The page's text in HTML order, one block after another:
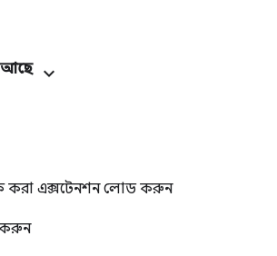
আছে
করা এক্সটেনশন লোড করুন
করুন